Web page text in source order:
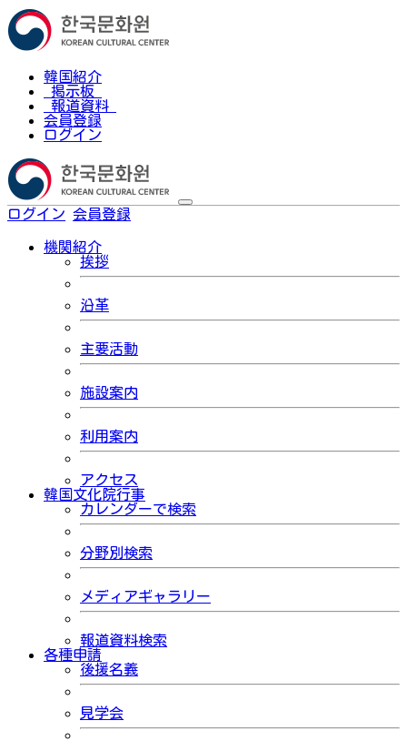
韓国紹介
掲示板
報道資料
会員登録
ログイン
ログイン 会員登録
機関紹介
挨拶
沿革
主要活動
施設案内
利用案内
アクセス
韓国文化院行事
カレンダーで検索
分野別検索
メディアギャラリー
報道資料検索
各種申請
後援名義
見学会